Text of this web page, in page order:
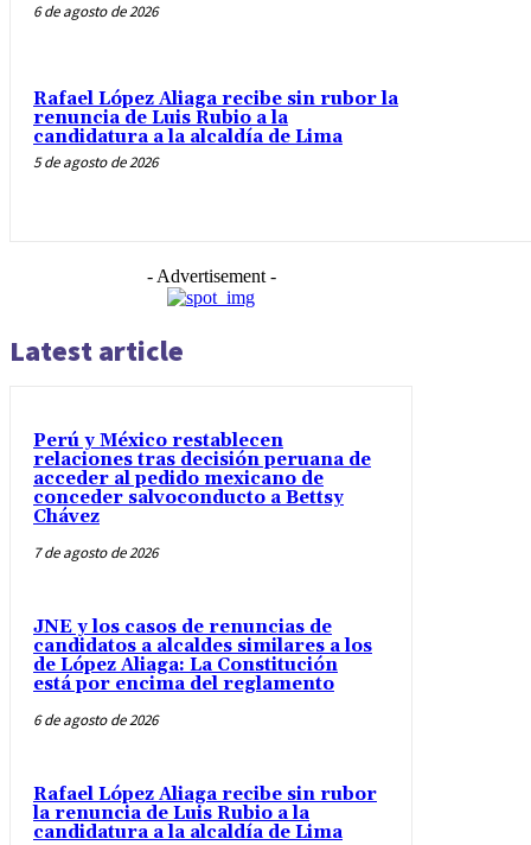
6 de agosto de 2026
Rafael López Aliaga recibe sin rubor la
renuncia de Luis Rubio a la
candidatura a la alcaldía de Lima
5 de agosto de 2026
- Advertisement -
Latest article
Perú y México restablecen
relaciones tras decisión peruana de
acceder al pedido mexicano de
conceder salvoconducto a Bettsy
Chávez
7 de agosto de 2026
JNE y los casos de renuncias de
candidatos a alcaldes similares a los
de López Aliaga: La Constitución
está por encima del reglamento
6 de agosto de 2026
Rafael López Aliaga recibe sin rubor
la renuncia de Luis Rubio a la
candidatura a la alcaldía de Lima